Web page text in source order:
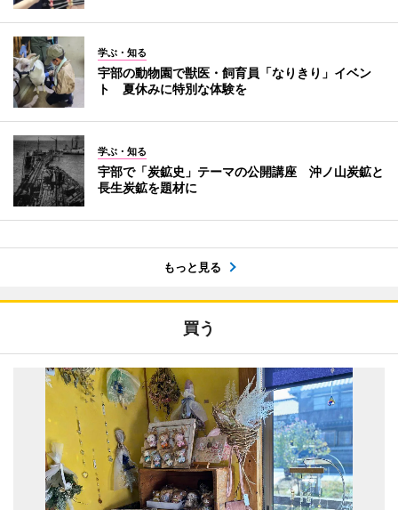
学ぶ・知る
宇部の動物園で獣医・飼育員「なりきり」イベン
ト 夏休みに特別な体験を
学ぶ・知る
宇部で「炭鉱史」テーマの公開講座 沖ノ山炭鉱と
長生炭鉱を題材に
もっと見る
買う